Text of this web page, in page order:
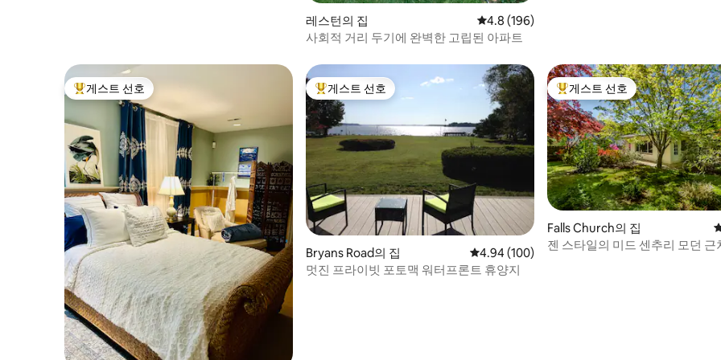
레스턴의 집 평점 4.8점(5점 만점), 후기 196개
4.8 (196)
사회적 거리 두기에 완벽한 고립된 아파트
상위 게스트 선호
게스트 선호 상위 게스트 선호
게스트 선호
Bryans Road의 집 평점 4.94점(5점 만점), 후기 100개
4.94 (100)
멋진 프라이빗 포토맥 워터프론트 휴양지
상위 게스트 선호
게스트 선호
Falls Church의 집
젠 스타일의 미드 센추리 모던 근